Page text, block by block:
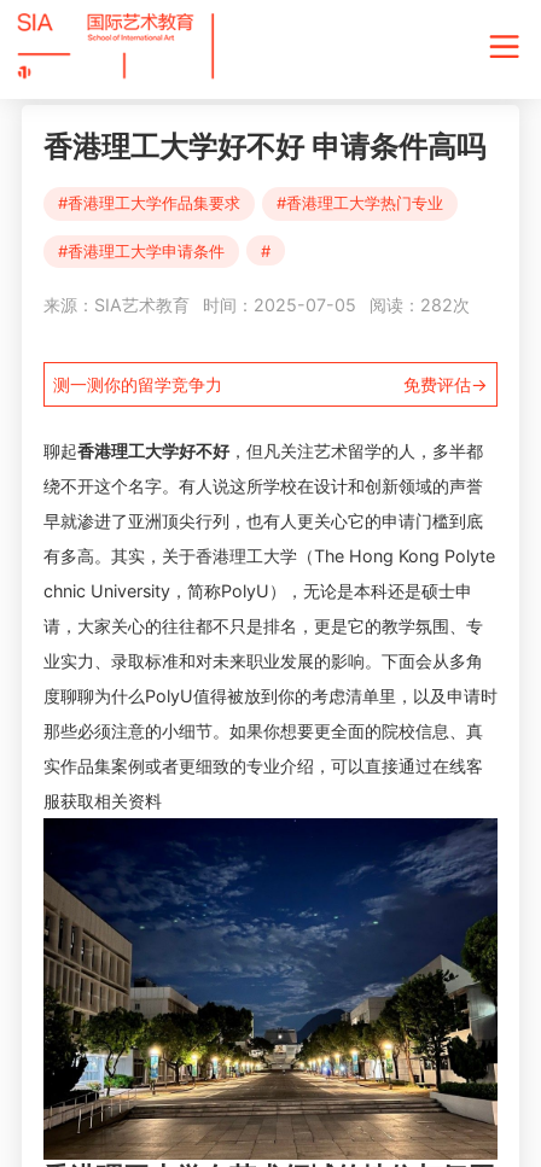
香港理工大学好不好 申请条件高吗
#香港理工大学作品集要求 #香港理工大学热门专业
#香港理工大学申请条件 #
来源：SIA艺术教育 时间：2025-07-05 阅读：282次
免费评估→
测一测你的留学竞争力
聊起香港理工大学好不好，但凡关注艺术留学的人，多半都
绕不开这个名字。有人说这所学校在设计和创新领域的声誉
早就渗进了亚洲顶尖行列，也有人更关心它的申请门槛到底
有多高。其实，关于香港理工大学（The Hong Kong Polyte
chnic University，简称PolyU），无论是本科还是硕士申
请，大家关心的往往都不只是排名，更是它的教学氛围、专
业实力、录取标准和对未来职业发展的影响。下面会从多角
度聊聊为什么PolyU值得被放到你的考虑清单里，以及申请时
那些必须注意的小细节。如果你想要更全面的院校信息、真
实作品集案例或者更细致的专业介绍，可以直接通过在线客
服获取相关资料